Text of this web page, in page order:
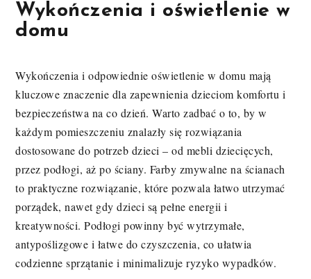
Wykończenia i oświetlenie w
domu
Wykończenia i odpowiednie oświetlenie w domu mają
kluczowe znaczenie dla zapewnienia dzieciom komfortu i
bezpieczeństwa na co dzień. Warto zadbać o to, by w
każdym pomieszczeniu znalazły się rozwiązania
dostosowane do potrzeb dzieci – od mebli dziecięcych,
przez podłogi, aż po ściany. Farby zmywalne na ścianach
to praktyczne rozwiązanie, które pozwala łatwo utrzymać
porządek, nawet gdy dzieci są pełne energii i
kreatywności. Podłogi powinny być wytrzymałe,
antypoślizgowe i łatwe do czyszczenia, co ułatwia
codzienne sprzątanie i minimalizuje ryzyko wypadków.